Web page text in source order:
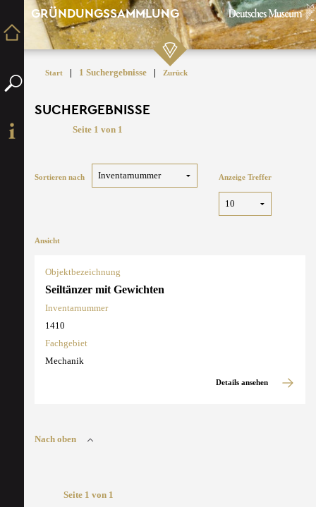
GRÜNDUNGSSAMMLUNG
Start | 1 Suchergebnisse | Zurück
SUCHERGEBNISSE
Seite 1 von 1
Sortieren nach Anzeige Treffer
Ansicht
Objektbezeichnung
Seiltänzer mit Gewichten
Inventarnummer
1410
Fachgebiet
Mechanik
Details ansehen
Nach oben
Seite 1 von 1